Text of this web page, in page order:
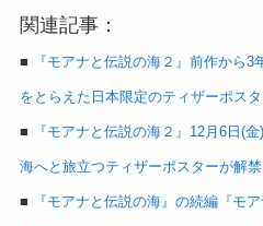
関連記事：
■ 『モアナと伝説の海２』前作から
をとらえた日本限定のティザーポス
■ 『モアナと伝説の海２』12月6日(
海へと旅立つティザーポスターが解禁
■ 『モアナと伝説の海』の続編『モ